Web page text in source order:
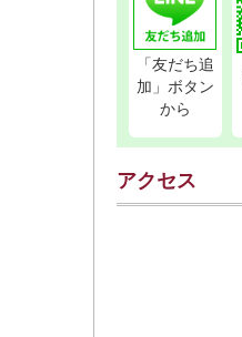
「友だち追
加」ボタン
から
アクセス